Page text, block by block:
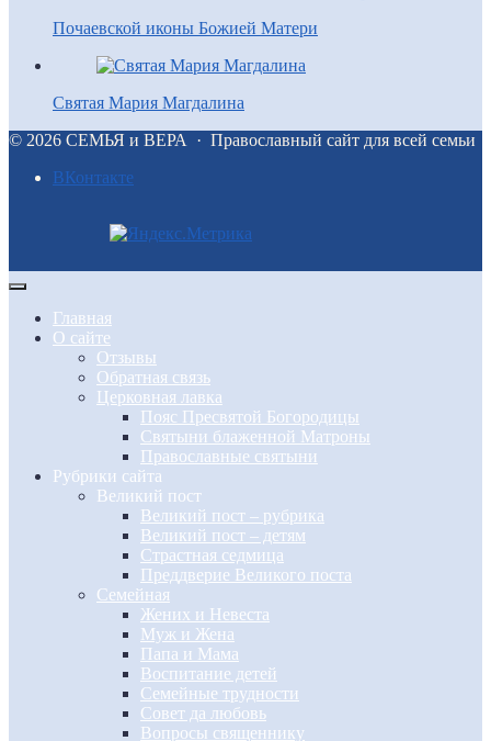
Почаевской иконы Божией Матери
Святая Мария Магдалина
© 2026 СЕМЬЯ и ВЕРА · Православный сайт для всей семьи
BКонтакте
Главная
О сайте
Отзывы
Обратная связь
Церковная лавка
Пояс Пресвятой Богородицы
Святыни блаженной Матроны
Православные святыни
Рубрики сайта
Великий пост
Великий пост – рубрика
Великий пост – детям
Страстная седмица
Преддверие Великого поста
Семейная
Жених и Невеста
Муж и Жена
Папа и Мама
Воспитание детей
Семейные трудности
Совет да любовь
Вопросы священнику